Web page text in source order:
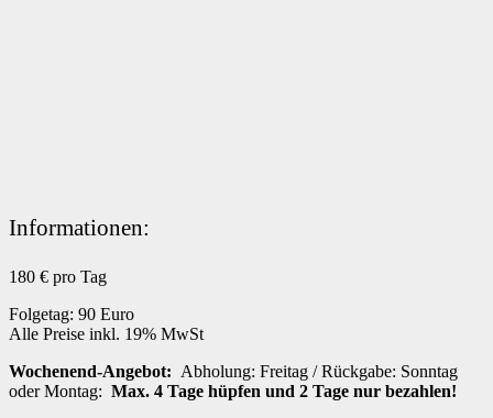
Informationen:
180 € pro Tag
Folgetag: 90 Euro
Alle Preise inkl. 19% MwSt
Wochenend-Angebot: Abholung: Freitag / Rückgabe: Sonntag
oder Montag: Max. 4 Tage hüpfen und 2 Tage nur bezahlen!